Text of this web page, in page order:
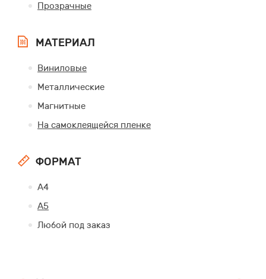
Прозрачные
МАТЕРИАЛ
Виниловые
Металлические
Магнитные
На самоклеящейся пленке
ФОРМАТ
А4
А5
Любой под заказ